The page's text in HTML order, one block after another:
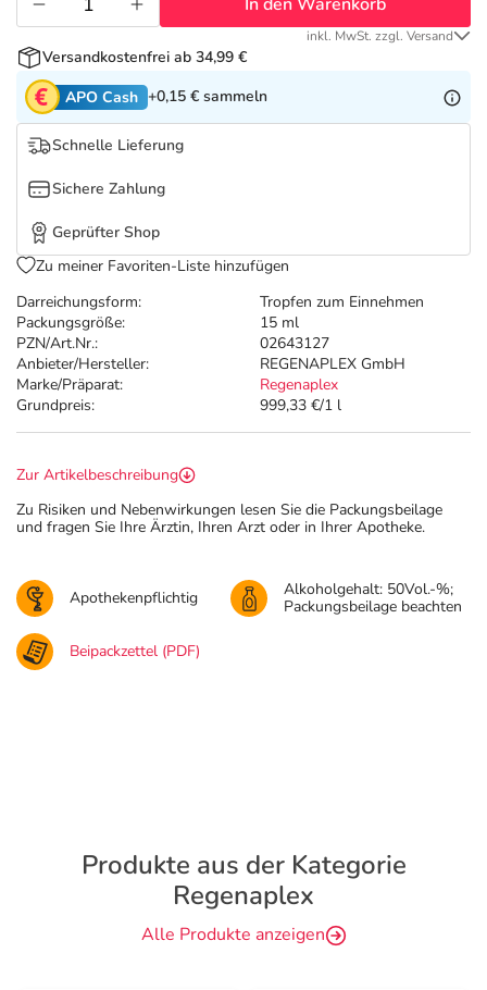
Tierapotheke
Vitamine & Mineralstoffe
Marken
Salus Deals
Darreichungsform:
Tropfen zum Einnehmen
Packungsgröße:
15 ml
PZN/Art.Nr.:
02643127
Anbieter/Hersteller:
REGENAPLEX GmbH
Marke/Präparat:
Regenaplex
Grundpreis:
999,33 €/1 l
inkl. MwSt. zzgl. Versand
Versandkostenfrei ab 34,99 €
APO Cash +0,15 € sammeln
Schnelle Lieferung
Sichere Zahlung
Geprüfter Shop
Zu meiner Favoriten-Liste hinzufügen
Zur Artikelbeschreibung
Zu Risiken und Nebenwirkungen lesen Sie die Packungsbeilage
und fragen Sie Ihre Ärztin, Ihren Arzt oder in Ihrer Apotheke.
Apothekenpflichtig
Alkoholgehalt: 50Vol.-%;
Packungsbeilage beachten
Beipackzettel (PDF)
Produkte aus der Kategorie
Regenaplex
Alle Produkte anzeigen